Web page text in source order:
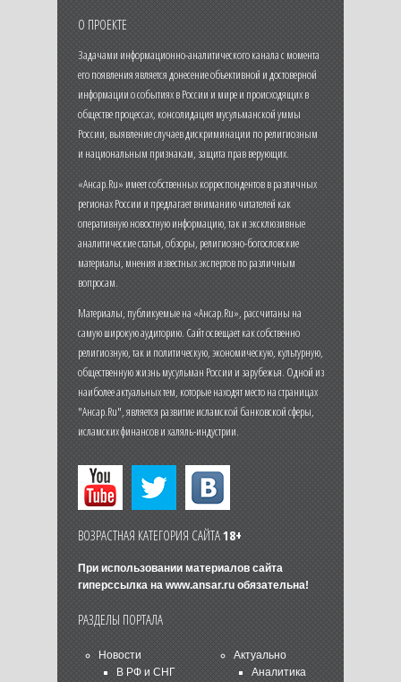
О ПРОЕКТЕ
Задачами информационно-аналитического канала с момента
его появления является донесение объективной и достоверной
информации о событиях в России и мире и происходящих в
обществе процессах, консолидация мусульманской уммы
России, выявление случаев дискриминации по религиозным
и национальным признакам, защита прав верующих.
«Ансар.Ru» имеет собственных корреспондентов в различных
регионах России и предлагает вниманию читателей как
оперативную новостную информацию, так и эксклюзивные
аналитические статьи, обзоры, религиозно-богословские
материалы, мнения известных экспертов по различным
вопросам.
Материалы, публикуемые на «Ансар.Ru», рассчитаны на
самую широкую аудиторию. Сайт освещает как собственно
религиозную, так и политическую, экономическую, культурную,
общественную жизнь мусульман России и зарубежья. Одной из
наиболее актуальных тем, которые находят место на страницах
"Ансар.Ru", является развитие исламской банковской сферы,
исламских финансов и халяль-индустрии.
ВОЗРАСТНАЯ КАТЕГОРИЯ САЙТА18+
При использовании материалов сайта
гиперссылка на www.ansar.ruобязательна!
РАЗДЕЛЫ ПОРТАЛА
Новости
В РФ и СНГ
Актуально
Аналитика